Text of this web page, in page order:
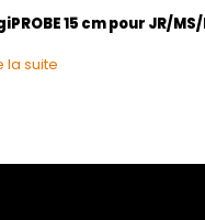
15 cm pour JR/MS/
la suite